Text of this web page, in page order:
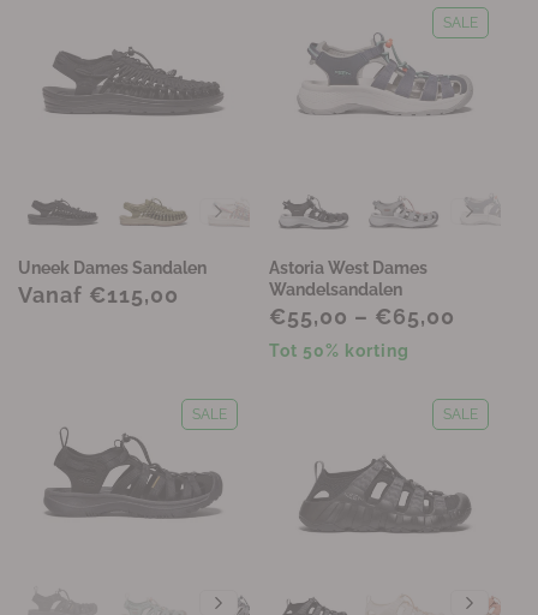
e
:
Uneek Dames Sandalen
Vanaf €115,00
SALE
Astoria West Dames
Wandelsandalen
€55,00 – €65,00
Tot 50% korting
SALE SALE